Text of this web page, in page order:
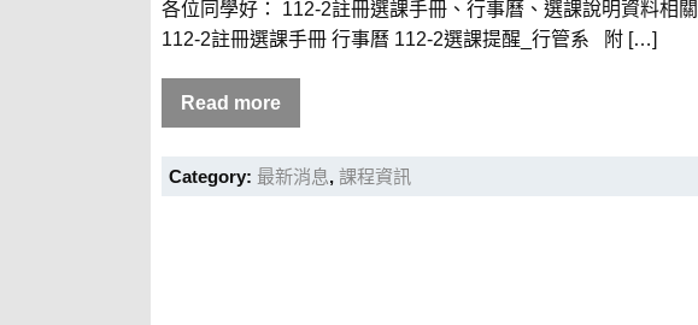
各位同學好： 112-2註冊選課手冊、行事曆、選課說明資料相
112-2註冊選課手冊 行事曆 112-2選課提醒_行管系 附 […]
Read more
Category: 最新消息, 課程資訊